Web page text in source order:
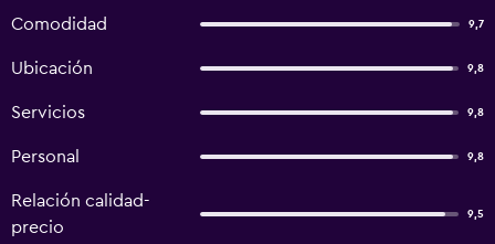
Comodidad 9,7
Ubicación 9,8
Servicios 9,8
Personal 9,8
Relación calidad-
precio
9,5